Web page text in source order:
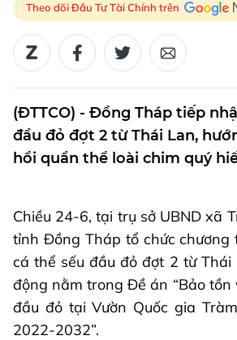
Theo dõi Đầu Tư Tài Chính trên
(ĐTTCO) - Đồng Tháp tiếp
đầu đỏ đợt 2 từ Thái Lan,
hồi quần thể loài chim quý
Chiều 24-6, tại trụ sở UBND xã
tỉnh Đồng Tháp tổ chức
cá thể sếu đầu đỏ đợt 2 từ
động nằm trong Đề án “Bảo tồn
đầu đỏ tại Vườn Quốc gia
2022-2032”.